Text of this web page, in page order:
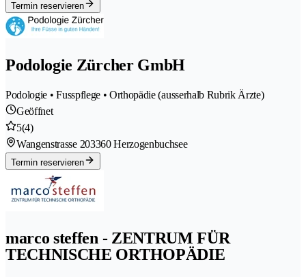
Termin reservieren
Podologie Zürcher GmbH
Podologie • Fusspflege • Orthopädie (ausserhalb Rubrik Ärzte)
Geöffnet
5(4)
Wangenstrasse 203360 Herzogenbuchsee
Termin reservieren
marco steffen - ZENTRUM FÜR
TECHNISCHE ORTHOPÄDIE